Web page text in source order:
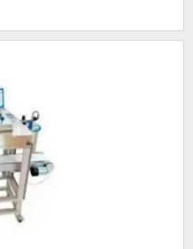
precisa de
é lacradora de
caixa de papelão
há de melhor em
o foco sobre
ter a exatidão em
por produtos